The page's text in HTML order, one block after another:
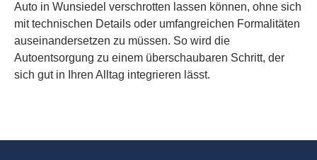
Auto in Wunsiedel verschrotten lassen können, ohne sich
mit technischen Details oder umfangreichen Formalitäten
auseinandersetzen zu müssen. So wird die
Autoentsorgung zu einem überschaubaren Schritt, der
sich gut in Ihren Alltag integrieren lässt.